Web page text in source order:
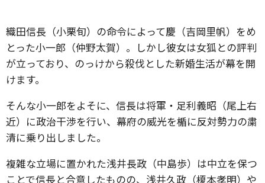
織田信長（小栗旬）の命令によって慶（吉岡里帆）をめ
とった小一郎（仲野太賀）。しかし彼女は女狐との評判
が立っており、のっけから殺伐とした新婚生活が幕を開
けます。
そんな小一郎をよそに、信長は将軍・足利義昭（尾上右
近）に政治干渉を行い、幕府の威光を楯に反対勢力の粛
清に乗り出しました。
複雑な立場に置かれた浅井長政（中島歩）は中立を保つ
ことで信長と合意したものの、浅井久政（榎本孝明）や